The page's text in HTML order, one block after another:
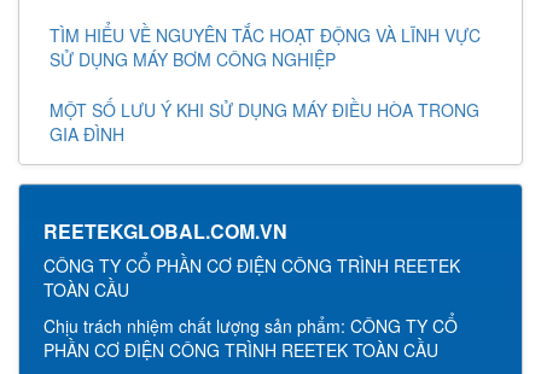
TÌM HIỂU VỀ NGUYÊN TẮC HOẠT ĐỘNG VÀ LĨNH VỰC
SỬ DỤNG MÁY BƠM CÔNG NGHIỆP
MỘT SỐ LƯU Ý KHI SỬ DỤNG MÁY ĐIỀU HÒA TRONG
GIA ĐÌNH
REETEKGLOBAL.COM.VN
CÔNG TY CỔ PHẦN CƠ ĐIỆN CÔNG TRÌNH REETEK
TOÀN CẦU
Chịu trách nhiệm chất lượng sản phẩm: CÔNG TY CỔ
PHẦN CƠ ĐIỆN CÔNG TRÌNH REETEK TOÀN CẦU